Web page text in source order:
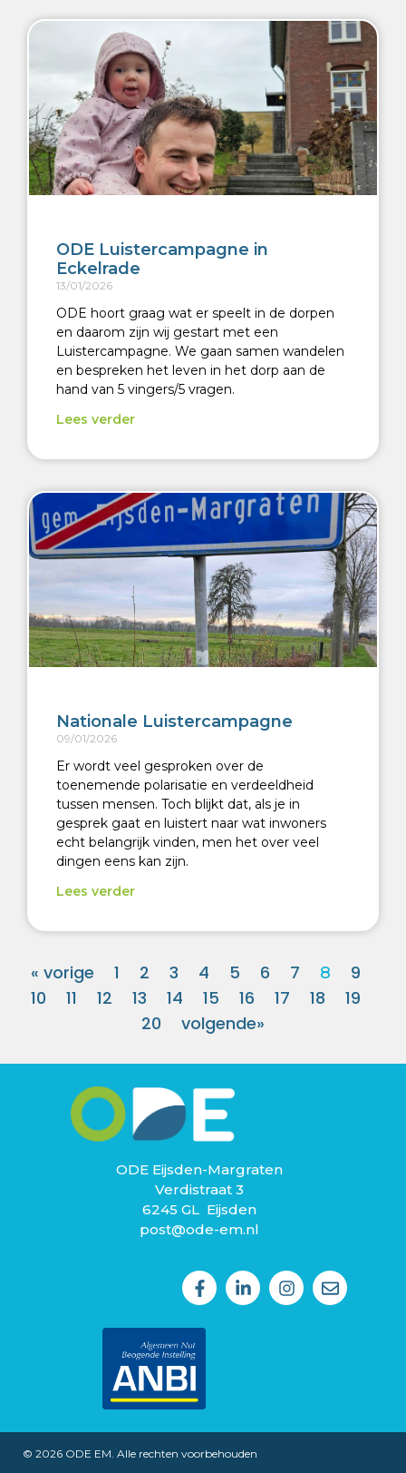
ODE Luistercampagne in
Eckelrade
13/01/2026
ODE hoort graag wat er speelt in de dorpen
en daarom zijn wij gestart met een
Luistercampagne. We gaan samen wandelen
en bespreken het leven in het dorp aan de
hand van 5 vingers/5 vragen.
Lees verder
Nationale Luistercampagne
09/01/2026
Er wordt veel gesproken over de
toenemende polarisatie en verdeeldheid
tussen mensen. Toch blijkt dat, als je in
gesprek gaat en luistert naar wat inwoners
echt belangrijk vinden, men het over veel
dingen eens kan zijn.
Lees verder
« vorige 1 2 3 4 5 6 7 8
9
10
11 12 13 14 15 16 17 18
19
20
volgende»
ODE Eijsden-Margraten
Verdistraat 3
6245 GL Eijsden
post@ode-em.nl
© 2026 ODE EM. Alle rechten voorbehouden